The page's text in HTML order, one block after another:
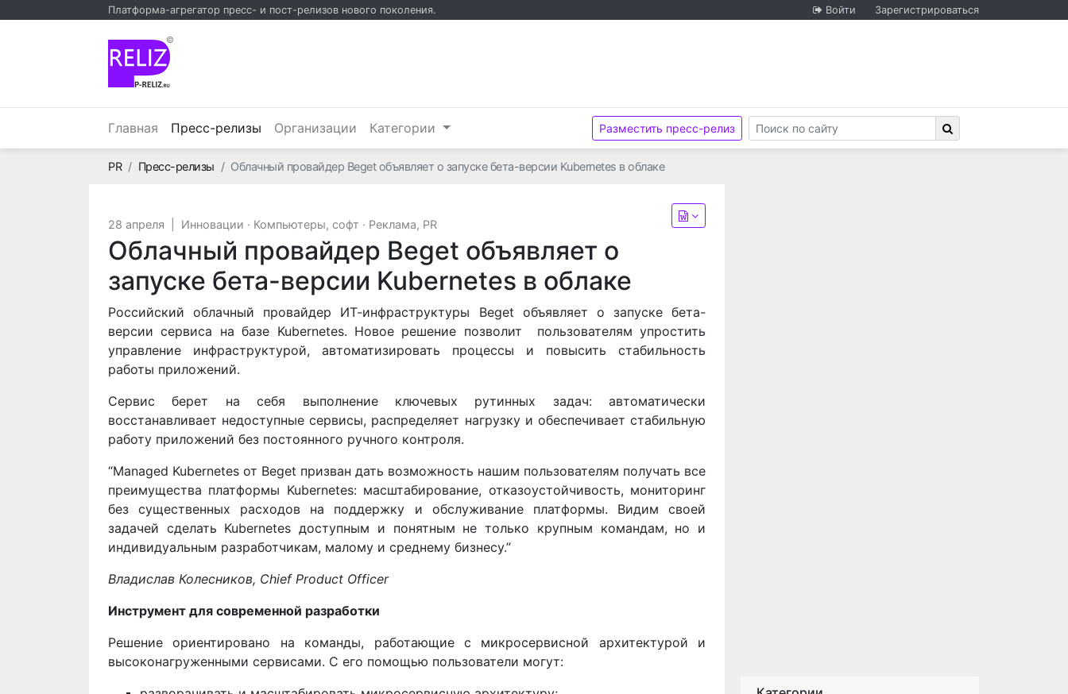
Платформа-агрегатор пресс- и пост-релизов нового поколения. Войти Зарегистрироваться
©
Главная Пресс-релизы (текущий)
Организации Категории Разместить пресс-релиз
PRГлавная
Пресс-релизы Облачный провайдер Beget объявляет о запуске бета-версии Kubernetes в облаке
28 апреля Инновации · Компьютеры, софт · Реклама, PR
Облачный провайдер Beget объявляет о
запуске бета-версии Kubernetes в облаке
Российский облачный провайдер ИТ-инфраструктуры Beget объявляет о запуске бета-
версии сервиса на базе Kubernetes. Новое решение позволит пользователям упростить
управление инфраструктурой, автоматизировать процессы и повысить стабильность
работы приложений.
Сервис берет на себя выполнение ключевых рутинных задач: автоматически
восстанавливает недоступные сервисы, распределяет нагрузку и обеспечивает стабильную
работу приложений без постоянного ручного контроля.
“Managed Kubernetes от Beget призван дать возможность нашим пользователям получать все
преимущества платформы Kubernetes: масштабирование, отказоустойчивость, мониторинг
без существенных расходов на поддержку и обслуживание платформы. Видим своей
задачей сделать Kubernetes доступным и понятным не только крупным командам, но и
индивидуальным разработчикам, малому и среднему бизнесу.”
Владислав Колесников, Chief Product Officer
Инструмент для современной разработки
Решение ориентировано на команды, работающие с микросервисной архитектурой и
высоконагруженными сервисами. С его помощью пользователи могут: